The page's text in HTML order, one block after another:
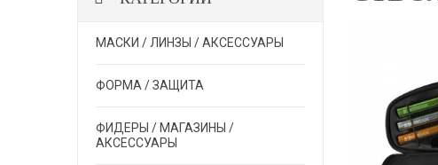
МАСКИ / ЛИНЗЫ / АКСЕССУАРЫ
ФОРМА / ЗАЩИТА
ФИДЕРЫ / МАГАЗИНЫ /
АКСЕССУАРЫ